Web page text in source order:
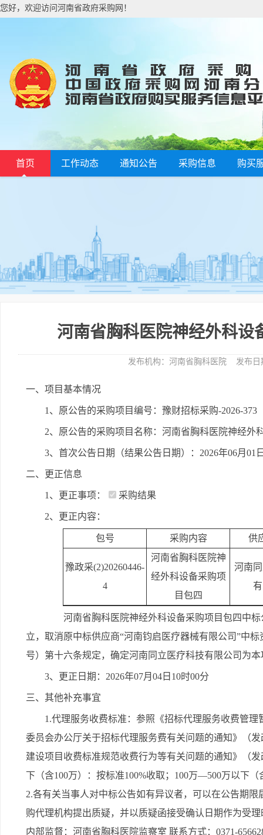
您好，欢迎访问河南省政府采购网！
首页 工作动态 通知公告 采购信息 购买
河南省胸科医院神经外科设
发布机构： 河南省胸科医院 发布日
一、项目基本情况
1、原公告的采购项目编号：豫财招标采购-2026-373
2、原公告的采购项目名称：河南省胸科医院神经外
3、首次公告日期（结果公告日期）：2026年06月01
二、更正信息
1、更正事项： 采购结果
2、更正内容：
包号 采购内容 供
豫政采(2)20260446-
4
河南省胸科医院神
经外科设备采购项
目包四
河南
河南省胸科医院神经外科设备采购项目包四中
立，取消原中标供应商“河南钧启医疗器械有限公司”中
号）第十六条规定，确定河南同立医疗科技有限公司为
3、更正日期：2026年07月04日10时00分
三、其他补充事宜
1.代理服务收费标准：参照《招标代理服务收费管
委员会办公厅关于招标代理服务费有关问题的通知》（
建设项目收费标准规范收费行为等有关问题的通知》（
下（含100万）：按标准100%收取；100万—500万以下
2.各有关当事人对中标公告如有异议者，可以在公告期
购代理机构提出质疑，并以质疑函接受确认日期作为受
内部监督：河南省胸科医院监察室 联系方式：0371-